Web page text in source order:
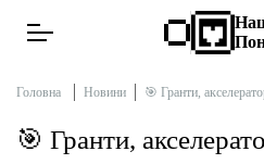
Головна Новини 🎯 Гранти,
🎯 Гранти,